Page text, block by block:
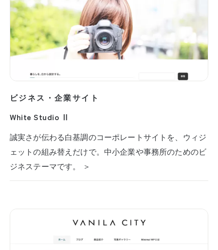
ビジネス・企業サイト
White Studio Ⅱ
誠実さが伝わる白基調のコーポレートサイトを、ウィジ
ェットの組み替えだけで。中小企業や事務所のためのビ
ジネステーマです。 ＞